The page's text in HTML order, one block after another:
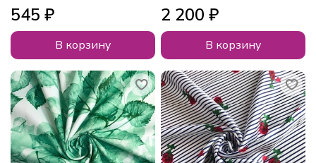
545 ₽
В корзину
2 200 ₽
В корзину